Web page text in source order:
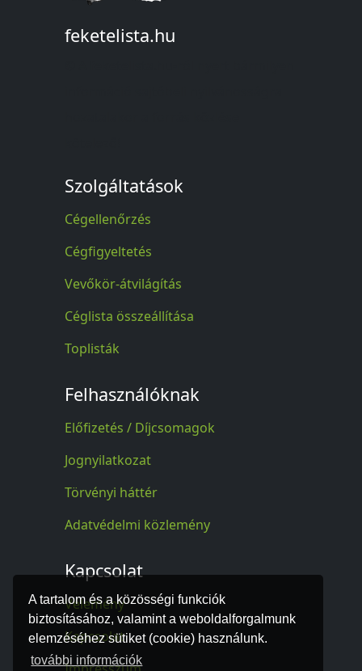
A tartalom és a közösségi funkciók
biztosításához, valamint a weboldalforgalmunk
elemzéséhez sütiket (cookie) használunk.
további információk
feketelista.hu
Szolgáltatások
Cégellenőrzés
Cégfigyeltetés
Vevőkör-átvilágítás
Céglista összeállítása
Toplisták
Felhasználóknak
Előfizetés / Díjcsomagok
Jognyilatkozat
Törvényi háttér
Adatvédelmi közlemény
Kapcsolat
Vélemény
Kapcsolat